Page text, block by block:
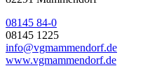
08145 84-0
08145 1225
info@vgmammendorf.de
www.vgmammendorf.de